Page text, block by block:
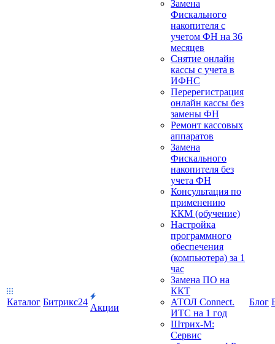
Каталог Битрикс24
Акции
Замена
Фискального
накопителя с
учетом ФН на 36
месяцев
Снятие онлайн
кассы с учета в
ИФНС
Перерегистрация
онлайн кассы без
замены ФН
Ремонт кассовых
аппаратов
Замена
Фискального
накопителя без
учета ФН
Консультация по
применению
ККМ (обучение)
Настройка
программного
обеспечения
(компьютера) за 1
час
Замена ПО на
ККТ
АТОЛ Connect.
ИТС на 1 год
Штрих-М:
Сервис
Блог